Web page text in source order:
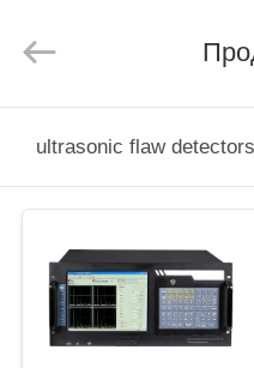
ПРОДУКТЫ
НАС
Rights
ultrasonic flaw detectors